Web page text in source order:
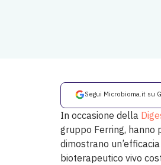
Segui Microbioma.it su
In occasione della
gruppo Ferring, hanno
dimostrano
bioterapeutico vivo